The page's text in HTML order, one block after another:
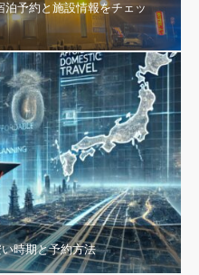
泊予約と施設情報をチェッ
時期と予約方法